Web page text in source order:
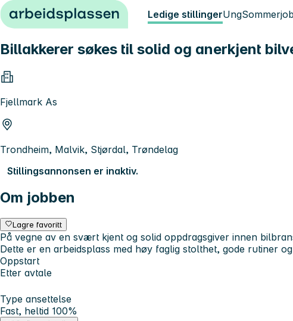
Hopp til innhold Ledige stillingerUng
Billakkerer søkes til solid og anerkjent
Fjellmark As
Trondheim, Malvik, Stjørdal, Trøndelag
Stillingsannonsen er inaktiv.
Om jobben
Lagre favoritt
På vegne av en svært kjent og solid oppdragsgiver innen
Dette er en arbeidsplass med høy faglig stolthet, gode rutiner
Oppstart
Etter avtale
Type ansettelse
Fast, heltid 100%